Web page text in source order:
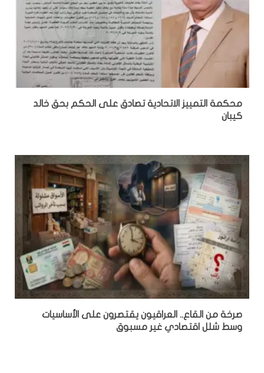
محكمة التمييز الاتحادية تصادق على الحكم بحق خالد
كيبان
صرخة من القاع.. العراقيون يقتصرون على الأساسيات
وسط شلل اقتصادي غير مسبوق